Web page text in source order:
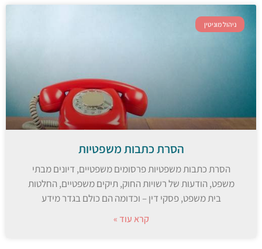
ניהול מוניטין
הסרת כתבות משפטיות
הסרת כתבות משפטיות פרסומים משפטיים, דיונים מבתי
משפט, הודעות של רשויות החוק, תיקים משפטיים, החלטות
בית משפט, פסקי דין – וכדומה הם כולם בגדר מידע
קרא עוד »